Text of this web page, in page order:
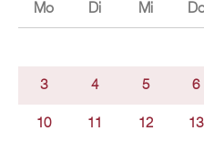
Mo Di Mi
3 4 5 6
10 11 12 13